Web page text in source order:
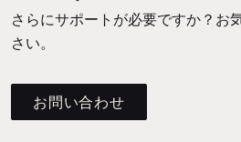
さらにサポートが必要ですか？お
さい。
お問い合わせ